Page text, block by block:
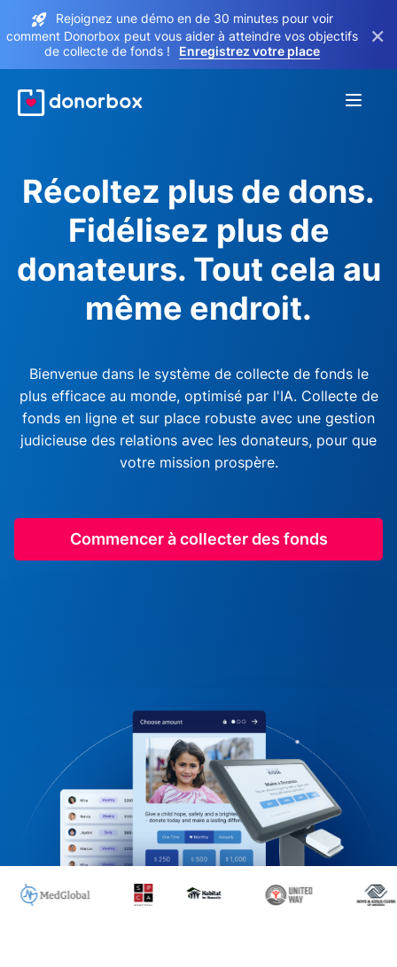
Rejoignez une démo en de 30 minutes pour voir
comment Donorbox peut vous aider à atteindre vos objectifs
de collecte de fonds !
Enregistrez votre place
×
Récoltez plus de dons.
Fidélisez plus de
donateurs. Tout cela au
même endroit.
Bienvenue dans le système de collecte de fonds le
plus efficace au monde, optimisé par l'IA. Collecte de
fonds en ligne et sur place robuste avec une gestion
judicieuse des relations avec les donateurs, pour que
votre mission prospère.
Commencer à collecter des fonds